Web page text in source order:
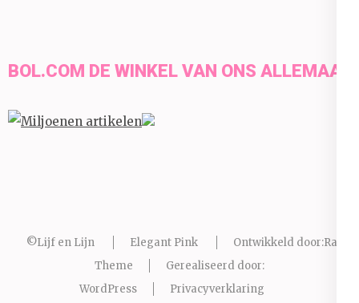
BOL.COM DE WINKEL VAN ONS ALLEMAAL
©Lijf en Lijn Elegant Pink Ontwikkeld door:Rara
Theme
Gerealiseerd door:
WordPress
Privacyverklaring